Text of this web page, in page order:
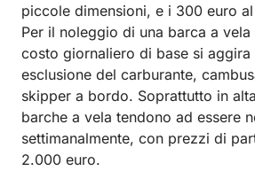
piccole dimensioni, e i 300 euro
Per il noleggio di una barca a
costo giornaliero di base si aggira
esclusione del carburante,
skipper a bordo. Soprattutto in
barche a vela tendono ad essere
settimanalmente, con prezzi di
2.000 euro.